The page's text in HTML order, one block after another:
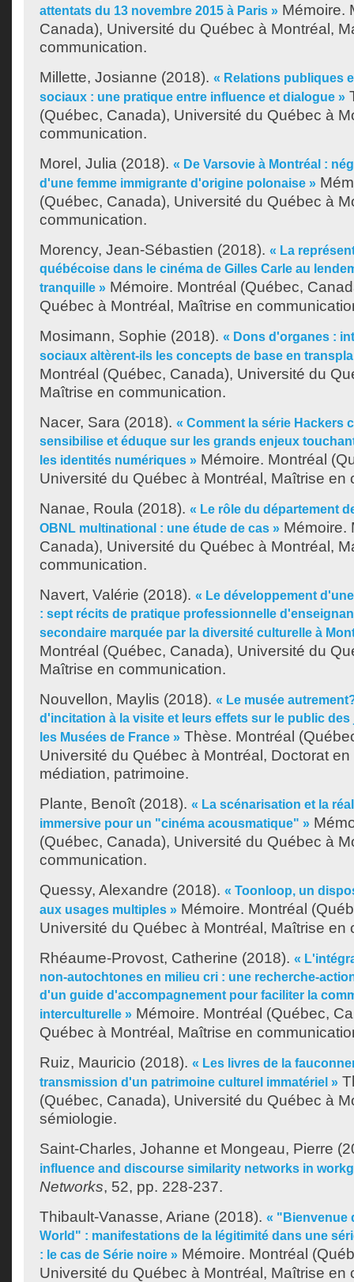
attentats du 13 novembre 2015 à Paris » Mémoire.
Canada), Université du Québec à Montréal,
communication.
Millette, Josianne (2018). « Relations publiques
sociaux : une pratique entre influence et dialogue »
(Québec, Canada), Université du Québec à
communication.
Morel, Julia (2018). « De Varsovie à Montréal :
d'une femme immigrante d'origine polonaise »
(Québec, Canada), Université du Québec à
communication.
Morency, Jean-Sébastien (2018). « La
québécoise dans le cinéma de Gilles Carle au
tranquille » Mémoire. Montréal (Québec,
Québec à Montréal, Maîtrise en
Mosimann, Sophie (2018). « Dons d'organes :
sociaux altèrent-ils les concepts de base en
Montréal (Québec, Canada), Université du
Maîtrise en communication.
Nacer, Sara (2018). « Comment la série Hackers
sensibilise et éduque sur les grands enjeux
les identités numériques » Mémoire. Montréal
Université du Québec à Montréal, Maîtrise en
Nanae, Roula (2018). « Le rôle du département
OBNL multinational : une étude de cas » Mémoire.
Canada), Université du Québec à Montréal,
communication.
Navert, Valérie (2018). « Le développement
: sept récits de pratique professionnelle
secondaire marquée par la diversité culturelle à
Montréal (Québec, Canada), Université du
Maîtrise en communication.
Nouvellon, Maylis (2018). « Le musée
d'incitation à la visite et leurs effets sur le public
les Musées de France » Thèse. Montréal
Université du Québec à Montréal, Doctorat
médiation, patrimoine.
Plante, Benoît (2018). « La scénarisation et la
immersive pour un "cinéma acousmatique" »
(Québec, Canada), Université du Québec à
communication.
Quessy, Alexandre (2018). « Toonloop, un
aux usages multiples » Mémoire. Montréal
Université du Québec à Montréal, Maîtrise en
Rhéaume-Provost, Catherine (2018). «
non-autochtones en milieu cri : une recherche-
d'un guide d'accompagnement pour faciliter la
interculturelle » Mémoire. Montréal (Québec,
Québec à Montréal, Maîtrise en
Ruiz, Mauricio (2018). « Les livres de la
transmission d'un patrimoine culturel immatériel »
(Québec, Canada), Université du Québec à
sémiologie.
Saint-Charles, Johanne et Mongeau, Pierre
influence and discourse similarity networks in
Networks, 52, pp. 228-237.
Thibault-Vanasse, Ariane (2018). « "Bienvenue
World" : manifestations de la légitimité dans une
: le cas de Série noire » Mémoire. Montréal
Université du Québec à Montréal, Maîtrise en